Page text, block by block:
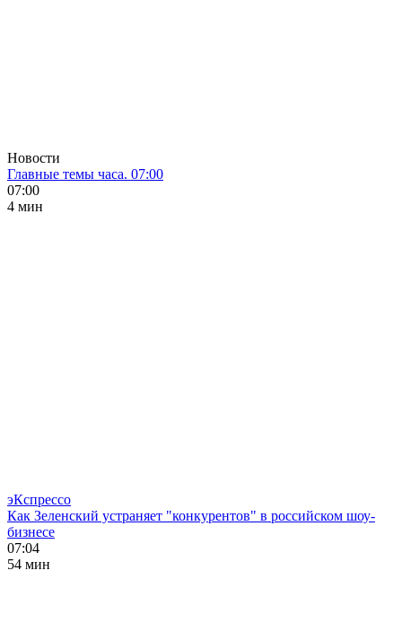
Новости
Главные темы часа. 07:00
07:00
4 мин
эКспрессо
Как Зеленский устраняет "конкурентов" в российском шоу-
бизнесе
07:04
54 мин